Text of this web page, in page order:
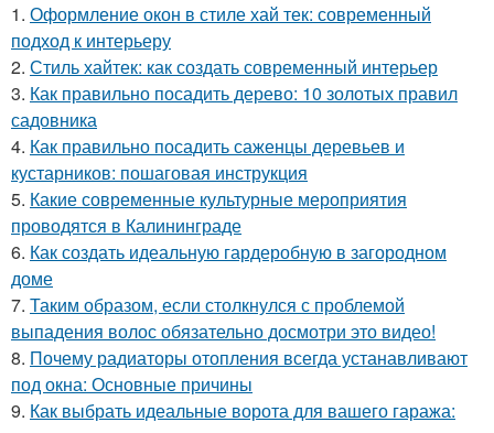
1. Оформление окон в стиле хай тек: современный
подход к интерьеру
2. Стиль хайтек: как создать современный интерьер
3. Как правильно посадить дерево: 10 золотых правил
садовника
4. Как правильно посадить саженцы деревьев и
кустарников: пошаговая инструкция
5. Какие современные культурные мероприятия
проводятся в Калининграде
6. Как создать идеальную гардеробную в загородном
доме
7. Таким образом, если столкнулся с проблемой
выпадения волос обязательно досмотри это видео!
8. Почему радиаторы отопления всегда устанавливают
под окна: Основные причины
9. Как выбрать идеальные ворота для вашего гаража: